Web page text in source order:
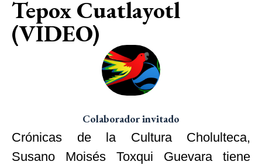
Tepox Cuatlayotl
(VIDEO)
Colaborador invitado
Crónicas de la Cultura Cholulteca,
Susano Moisés Toxqui Guevara tiene